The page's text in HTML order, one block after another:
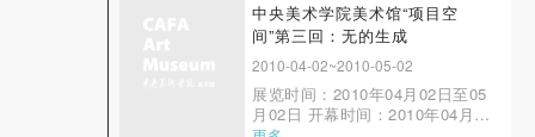
中央美术学院美术馆“项目空
间”第三回：无的生成
2010-04-02~2010-05-02
展览时间：2010年04月02日至05
月02日 开幕时间：2010年04月02